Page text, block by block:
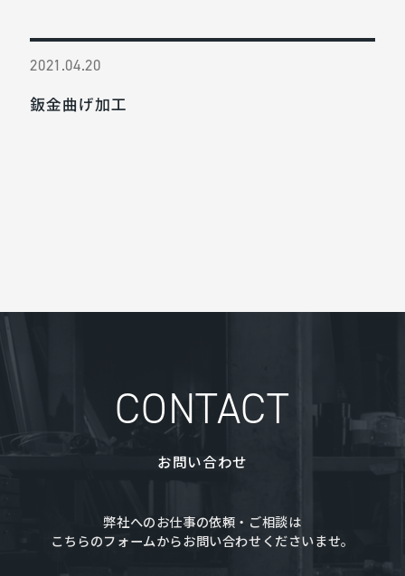
2021.04.20
鈑金曲げ加工
CONTACT
お問い合わせ
弊社へのお仕事の依頼・ご相談は
こちらのフォームからお問い合わせくださいませ。